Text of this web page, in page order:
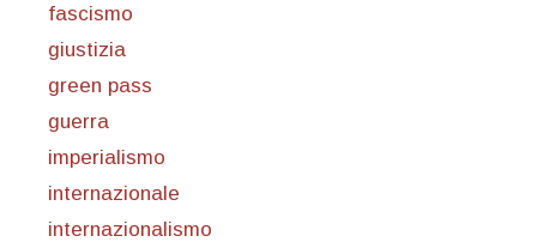
fascismo
giustizia
green pass
guerra
imperialismo
internazionale
internazionalismo